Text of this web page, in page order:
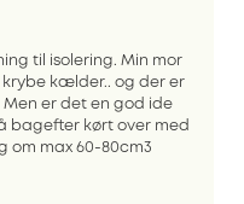
til isolering. Min mor
krybe kælder.. og der er
er det en god ide
bagefter kørt over med
om max 60-80cm3